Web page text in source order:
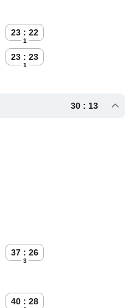
23 : 22
1
23 : 23
1
30 : 13
37 : 26
3
40 : 28